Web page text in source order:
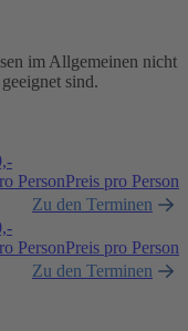
im Allgemeinen nicht
sind.
PersonPreis pro Person
Zu den Terminen
PersonPreis pro Person
Zu den Terminen